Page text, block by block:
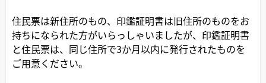
住民票は新住所のもの、印鑑証明書は旧住所のものをお
持ちになられた方がいらっしゃいましたが、印鑑証明書
と住民票は、同じ住所で3か月以内に発行されたものを
ご用意ください。